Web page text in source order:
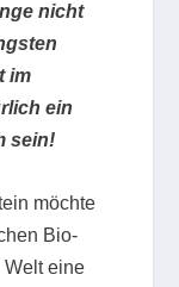
nicht
im
ein
sein!
möchte
Bio-
Welt eine